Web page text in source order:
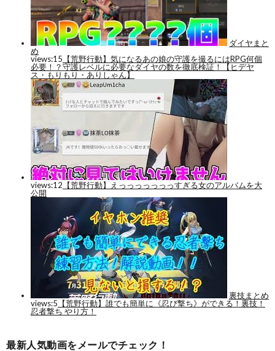
最新人気動画をメールでチェック！